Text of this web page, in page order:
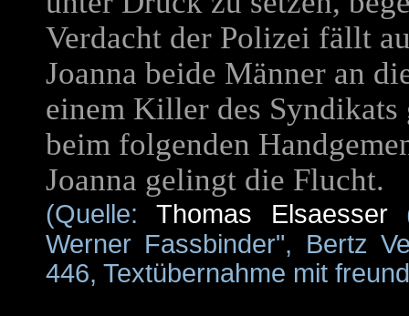
Verdacht der Polizei fällt
Joanna beide Männer an
einem Killer des
beim folgenden
Joanna gelingt die Flucht.
(Quelle:Thomas Elsaesser
Werner Fassbinder", Bertz
446, Textübernahme mit